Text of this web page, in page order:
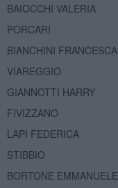
BAIOCCHI VALERIA
PORCARI
BIANCHINI FRANCESCA
VIAREGGIO
GIANNOTTI HARRY
FIVIZZANO
LAPI FEDERICA
STIBBIO
BORTONE EMMANUELE